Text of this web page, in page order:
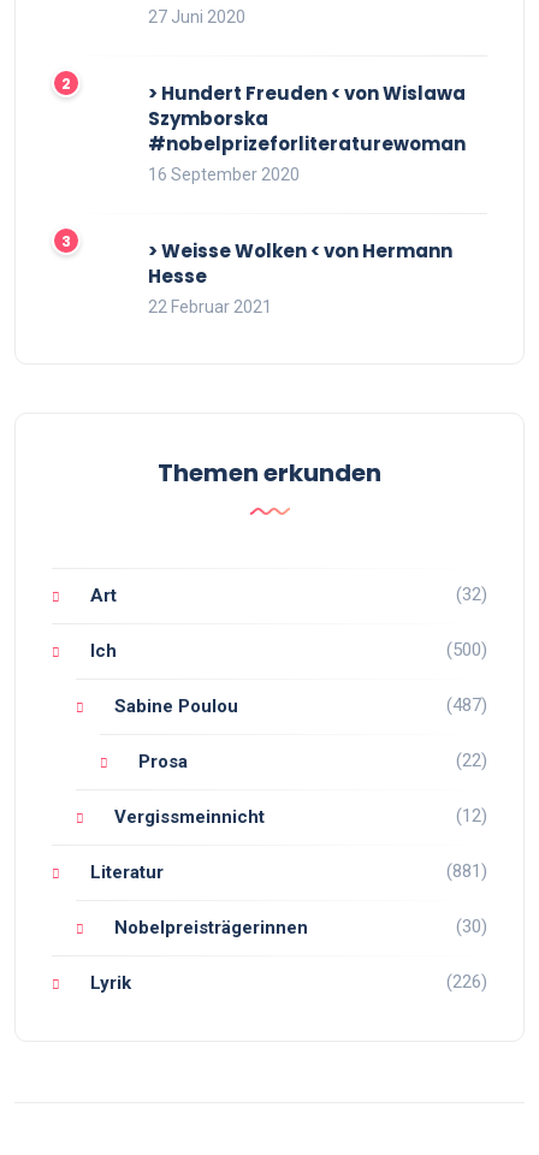
27 Juni 2020
> Hundert Freuden < von Wislawa
Szymborska
#nobelprizeforliteraturewoman
16 September 2020
> Weisse Wolken < von Hermann
Hesse
22 Februar 2021
Themen erkunden
Art (32)
Ich (500)
Sabine Poulou (487)
Prosa (22)
Vergissmeinnicht (12)
Literatur (881)
Nobelpreisträgerinnen (30)
Lyrik (226)